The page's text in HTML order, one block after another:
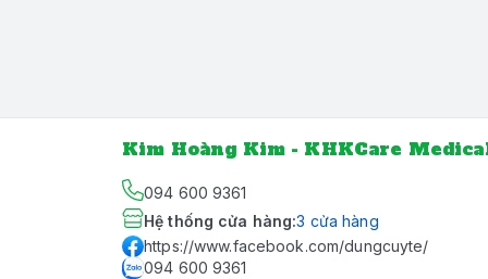
Kim Hoàng Kim - KHKCare
094 600 9361
Hệ thống cửa hàng:3 cửa hàng
https://www.facebook.com/dungcuyte/
094 600 9361